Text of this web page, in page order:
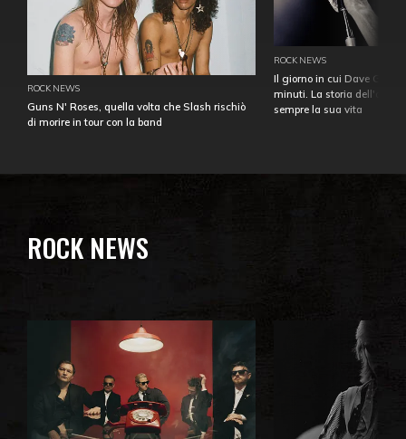
ROCK NEWS
Guns N' Roses, quella volta che Slash rischiò
di morire in tour con la band
ROCK NEWS
Il giorno in cui Dave
minuti. La storia
sempre la sua vita
ROCK NEWS